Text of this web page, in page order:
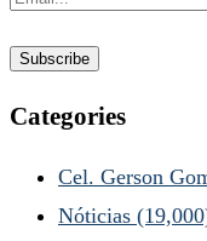
Categories
Cel. Gerson
Nóticias